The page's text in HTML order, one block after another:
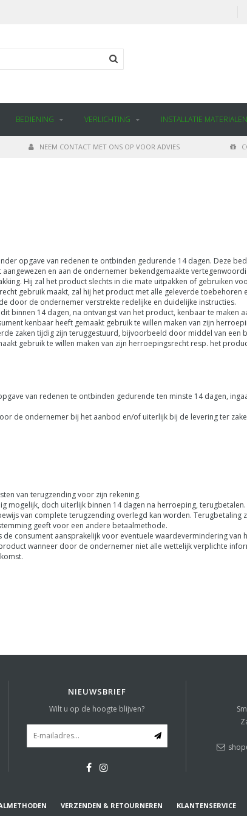
BEDIENING VERLICHTING INSTALLATIE MATERIALEN
NEEM CONTACT MET ONS OP VOOR ADVIES
opgave van redenen te ontbinden gedurende 14 dagen. Deze
en aan de ondernemer bekendgemaakte
Hij zal het product slechts in die mate uitpakken of gebruiken
gebruik maakt, zal hij het product met alle geleverde toebehoren
door de ondernemer verstrekte redelijke en duidelijke instructies.
binnen 14 dagen, na ontvangst van het product, kenbaar te maken
kenbaar heeft gemaakt gebruik te willen maken van zijn
zaken tijdig zijn teruggestuurd, bijvoorbeeld door middel van een
gebruik te willen maken van zijn herroepingsrecht resp. het
van redenen te ontbinden gedurende ten minste 14 dagen,
de ondernemer bij het aanbod en/of uiterlijk bij de levering ter
van terugzending voor zijn rekening.
doch uiterlijk binnen 14 dagen na herroeping,
van complete terugzending overlegd kan worden. Terugbetaling
geeft voor een andere betaalmethode.
consument aansprakelijk voor eventuele waardevermindering van
wanneer door de ondernemer niet alle wettelijk verplichte
NIEUWSBRIEF
Wilt u op de hoogte blijven?
VERZENDEN & RETOURNEREN KLANTENSERVICE